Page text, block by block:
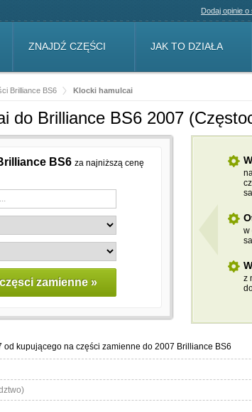
Dodaj opinie
ZNAJDŹ CZĘŚCI JAK TO DZIAŁA
Brilliance BS6 Klocki hamulcai
do Brilliance BS6 2007
BS6 za najniższą cenę
w
z
kupującego na części zamienne do 2007 Brilliance BS6